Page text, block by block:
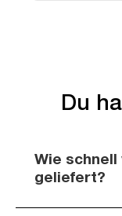
Du
Wie
geliefert?